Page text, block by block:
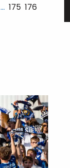
… 175 176